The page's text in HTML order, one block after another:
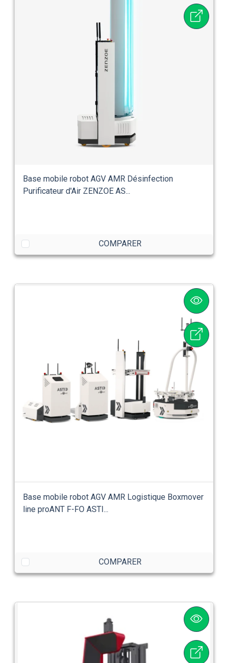
Base mobile robot AGV AMR Désinfection
Purificateur d'Air ZENZOE AS...
COMPARER
Base mobile robot AGV AMR Logistique Boxmover
line proANT F-FO ASTI...
COMPARER